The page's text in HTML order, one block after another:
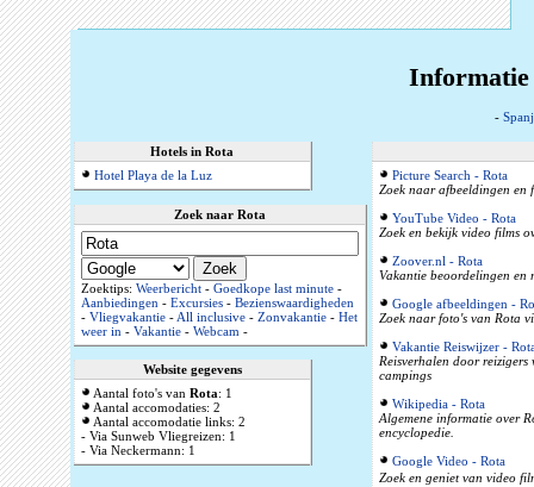
Informatie
-
Hotels in Rota
Hotel Playa de la Luz
Zoek naar Rota
Zoektips: Weerbericht- Goedkope last minute-
Aanbiedingen- Excursies- Bezienswaardigheden
- Vliegvakantie-All inclusive- Zonvakantie- Het
weer in- Vakantie- Webcam-
Website gegevens
Aantal foto's van Rota: 1
Aantal accomodaties: 2
Aantal accomodatie links: 2
- Via Sunweb Vliegreizen: 1
- Via Neckermann: 1
Picture Search - Rota
Zoek naar afbeeldingen en
YouTube Video - Rota
Zoek en bekijk video films
Zoover.nl - Rota
Vakantie beoordelingen en
Google afbeeldingen -
Zoek naar foto's van Rota
Vakantie Reiswijzer -
Reisverhalen door reizigers
campings
Wikipedia - Rota
Algemene informatie over
encyclopedie.
Google Video - Rota
Zoek en geniet van video